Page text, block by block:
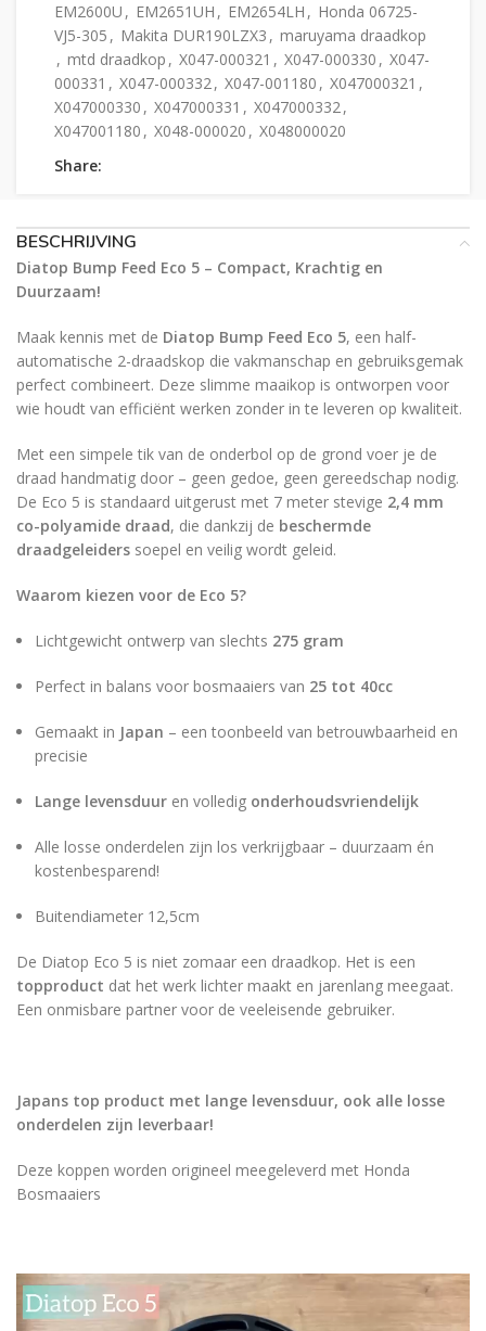
EM2600U , EM2651UH , EM2654LH , Honda 06725-
VJ5-305 , Makita DUR190LZX3 , maruyama draadkop
, mtd draadkop , X047-000321 , X047-000330 , X047-
000331 , X047-000332, X047-001180 , X047000321 ,
X047000330 , X047000331 , X047000332,
X047001180 , X048-000020 , X048000020
Share:
BESCHRIJVING
Diatop Bump Feed Eco 5 – Compact, Krachtig en
Duurzaam!
Maak kennis met de Diatop Bump Feed Eco 5, een half-
automatische 2-draadskop die vakmanschap en gebruiksgemak
perfect combineert. Deze slimme maaikop is ontworpen voor
wie houdt van efficiënt werken zonder in te leveren op kwaliteit.
Met een simpele tik van de onderbol op de grond voer je de
draad handmatig door – geen gedoe, geen gereedschap nodig.
De Eco 5 is standaard uitgerust met 7 meter stevige 2,4 mm
co-polyamide draad, die dankzij de beschermde
draadgeleiders soepel en veilig wordt geleid.
Waarom kiezen voor de Eco 5?
Lichtgewicht ontwerp van slechts 275 gram
Perfect in balans voor bosmaaiers van 25 tot 40cc
Gemaakt in Japan – een toonbeeld van betrouwbaarheid en
precisie
Lange levensduur en volledig onderhoudsvriendelijk
Alle losse onderdelen zijn los verkrijgbaar – duurzaam én
kostenbesparend!
Buitendiameter 12,5cm
De Diatop Eco 5 is niet zomaar een draadkop. Het is een
topproduct dat het werk lichter maakt en jarenlang meegaat.
Een onmisbare partner voor de veeleisende gebruiker.
Japans top product met lange levensduur, ook alle losse
onderdelen zijn leverbaar!
Deze koppen worden origineel meegeleverd met Honda
Bosmaaiers
Videospeler